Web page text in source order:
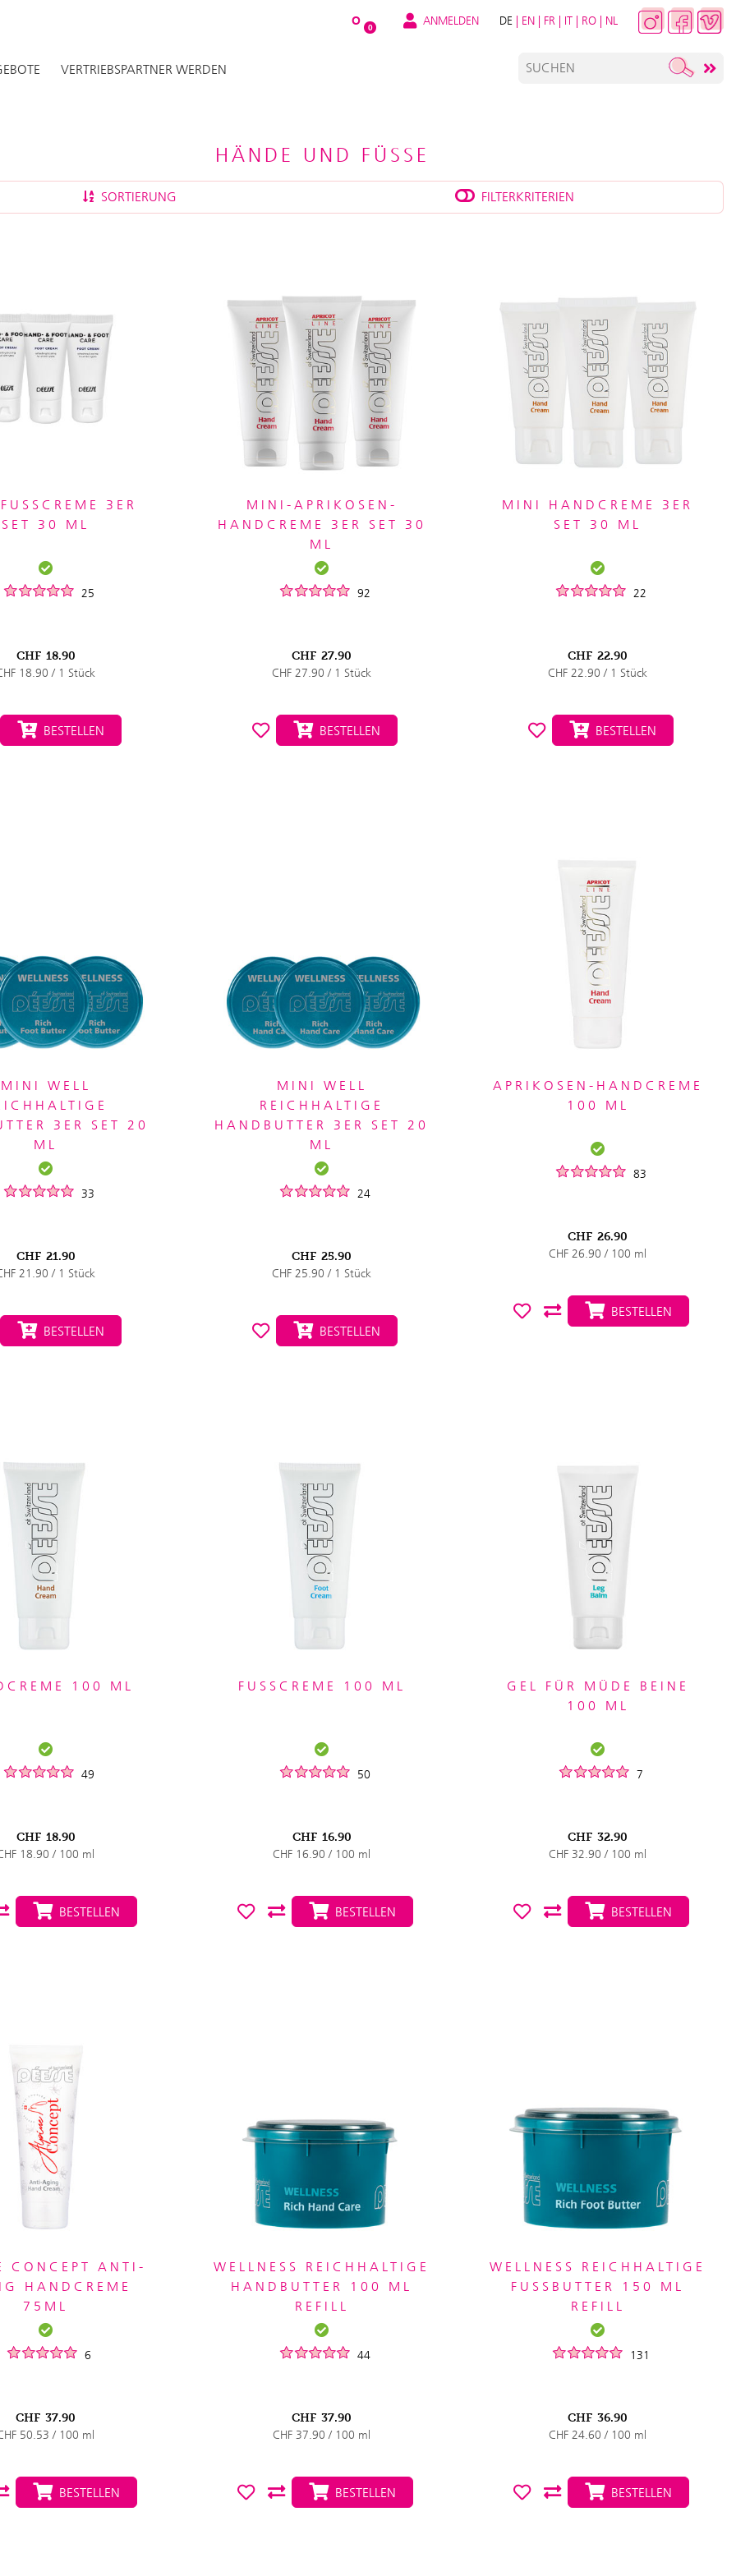
O 0 ANMELDEN DE | EN | FR | IT | RO | NL
VERTRIEBSPARTNER WERDEN
HÄNDE UND FÜSSE
SORTIERUNG FILTERKRITERIEN
3ER
SET 30 ML
25
CHF 18.90
18.90 / 1 Stück
BESTELLEN
MINI-APRIKOSEN-
HANDCREME 3ER SET 30
ML
92
CHF 27.90
CHF 27.90 / 1 Stück
BESTELLEN
MINI HANDCREME 3ER
SET 30 ML
22
CHF 22.90
CHF 22.90 / 1 Stück
BESTELLEN
MINI WELL
3ER SET 20
ML
33
CHF 21.90
21.90 / 1 Stück
BESTELLEN
MINI WELL
REICHHALTIGE
HANDBUTTER 3ER SET 20
ML
24
CHF 25.90
CHF 25.90 / 1 Stück
BESTELLEN
APRIKOSEN-HANDCREME
100 ML
83
CHF 26.90
CHF 26.90 / 100 ml
BESTELLEN
100 ML
49
CHF 18.90
18.90 / 100 ml
BESTELLEN
FUSSCREME 100 ML
50
CHF 16.90
CHF 16.90 / 100 ml
BESTELLEN
GEL FÜR MÜDE BEINE
100 ML
7
CHF 32.90
CHF 32.90 / 100 ml
BESTELLEN
CONCEPT ANTI-
HANDCREME
75ML
6
CHF 37.90
50.53 / 100 ml
BESTELLEN
WELLNESS REICHHALTIGE
HANDBUTTER 100 ML
REFILL
44
CHF 37.90
CHF 37.90 / 100 ml
BESTELLEN
WELLNESS REICHHALTIGE
FUSSBUTTER 150 ML
REFILL
131
CHF 36.90
CHF 24.60 / 100 ml
BESTELLEN